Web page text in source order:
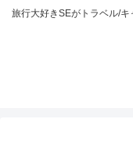
旅行大好きSEがトラベル/